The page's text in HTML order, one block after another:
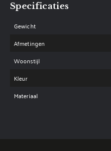
Specificaties
Gewicht
Afmetingen
Woonstijl
Kleur
Materiaal